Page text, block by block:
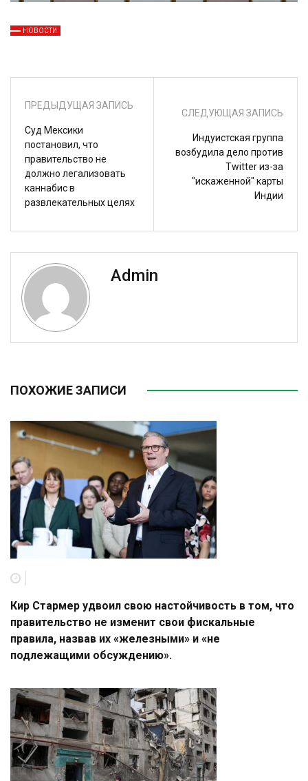
НОВОСТИ
ПРЕДЫДУЩАЯ ЗАПИСЬ
Суд Мексики
постановил, что
правительство не
должно легализовать
каннабис в
развлекательных целях
СЛЕДУЮЩАЯ ЗАПИСЬ
Индуистская группа
возбудила дело против
Twitter из-за
"искаженной" карты
Индии
Admin
ПОХОЖИЕ ЗАПИСИ
Кир Стармер удвоил свою настойчивость в том, что
правительство не изменит свои фискальные
правила, назвав их «железными» и «не
подлежащими обсуждению».